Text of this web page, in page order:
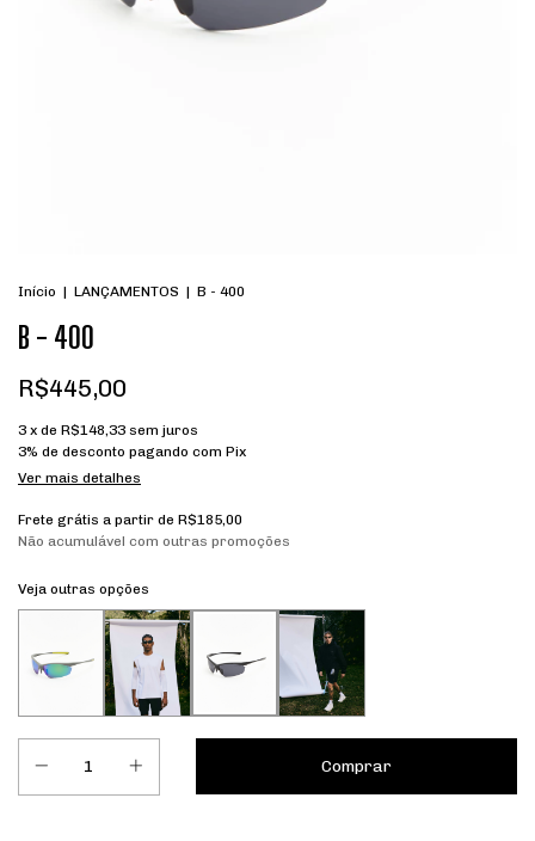
Início | LANÇAMENTOS | B - 400
B - 400
R$445,00
3 x de R$148,33 sem juros
3% de desconto pagando com Pix
Ver mais detalhes
Frete grátis a partir de R$185,00
Não acumulável com outras promoções
Veja outras opções